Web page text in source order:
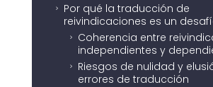
5
Por qué la traducción de
reivindicaciones es un
5
Coherencia entre
independientes y
5
Riesgos de nulidad y
errores de traducción